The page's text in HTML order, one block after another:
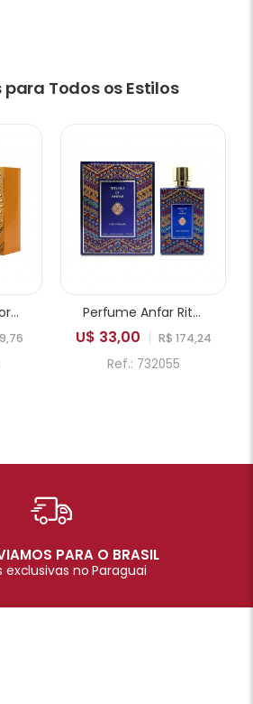
para Todos os Estilos
Perfume Paris Corner Emir Mango Punch EDP Unissex 100ml Perfume Anfar Rituals of Anfar Chef-D'oeuvre Extrait de Parfum Unissex 80ml
U$ 33,00 R$ 174,24
Ref.: 732055
PARA O BRASIL
exclusivas no Paraguai